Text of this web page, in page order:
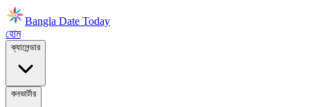
Bangla Date Today
হোম
ক্যালেন্ডার
কনভার্টার